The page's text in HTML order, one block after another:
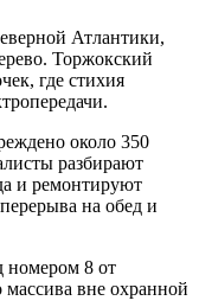
Атлантики,
Торжокский
где стихия
около 350
разбирают
и ремонтируют
на обед и
номером 8 от
вне охранной